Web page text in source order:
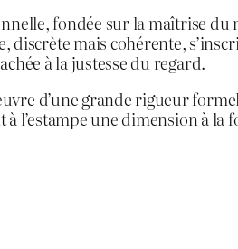
fondée sur la maîtrise du
mais cohérente,
à la justesse du regard.
d’une grande rigueur
l’estampe une dimension à la